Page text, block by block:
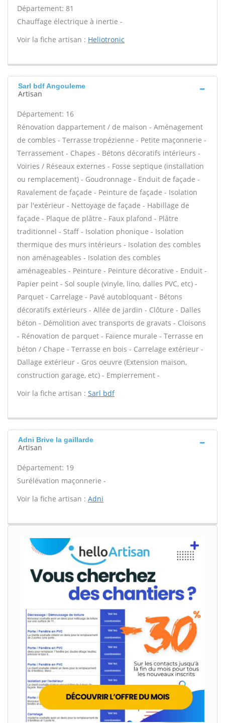
Département: 81
Chauffage électrique à inertie -
Voir la fiche artisan : Heliotronic
Sarl bdf Angouleme
Artisan
Département: 16
Rénovation dappartement / de maison - Aménagement
de combles - Terrasse tropézienne - Petite maçonnerie -
Terrassement - Chapes - Bétons décoratifs intérieurs -
Voiries / Réseaux externes - Fosse septique (installation
ou remplacement) - Goudronnage - Enduit de façade -
Ravalement de façade - Peinture de façade - Isolation
par l'extérieur - Nettoyage de façade - Habillage de
façade - Plaque de plâtre - Faux plafond - Plâtre
traditionnel - Staff - Isolation phonique - Isolation
thermique des murs intérieurs - Isolation des combles
non aménageables - Isolation des combles
aménageables - Peinture - Peinture décorative - Enduit -
Papier peint - Sol souple (vinyle, lino, dalles PVC, etc) -
Parquet - Carrelage - Pavé autobloquant - Bétons
décoratifs extérieurs - Allée de jardin - Clôture - Dalles
béton - Démolition avec transports de gravats - Cloisons
- Rénovation de parquet - Faïence murale - Terrasse en
béton / Chape - Terrasse en bois - Carrelage extérieur -
Dallage extérieur - Gros oeuvre (Extension maison,
construction garage, etc) - Empierrement -
Voir la fiche artisan : Sarl bdf
Adni Brive la gaillarde
Artisan
Département: 19
Surélévation maçonnerie -
Voir la fiche artisan : Adni